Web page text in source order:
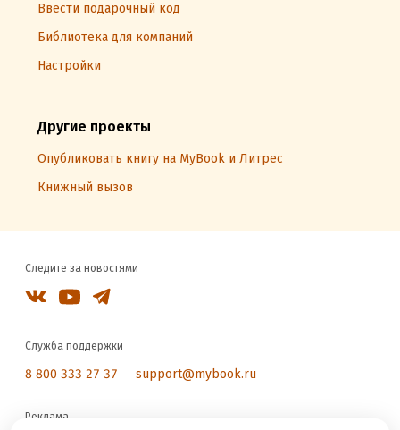
Ввести подарочный код
Библиотека для компаний
Настройки
Другие проекты
Опубликовать книгу на MyBook и Литрес
Книжный вызов
Следите за новостями
Служба поддержки
8 800 333 27 37 support@mybook.ru
Реклама